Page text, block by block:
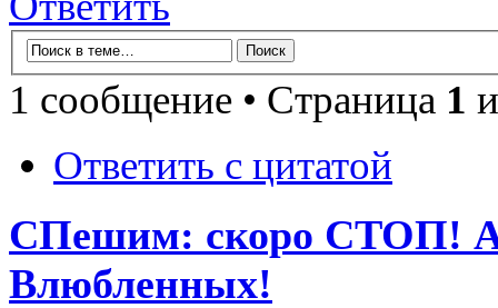
1 сообщение • Страница 1
Ответить с цитатой
СПешим: скоро СТОП!
Влюбленных!